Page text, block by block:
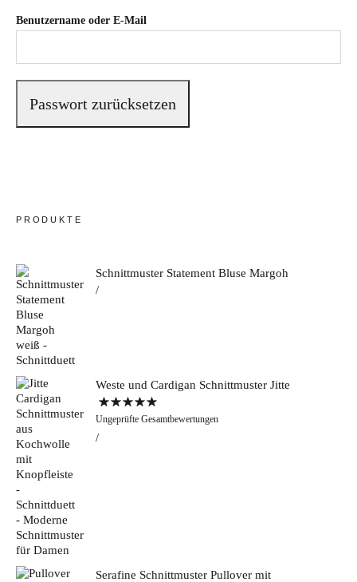
Stoffempfehlungen
Tipps zur Schnittanpassung
Wir sagen Danke und Good
Bye!
Instagram
Benutzername oder E-Mail
Passwort zurücksetzen
PRODUKTE
Schnittmuster Statement Bluse Margoh
Weste und Cardigan Schnittmuster Jitte
Bewertet mit
5.00von 5
Ungeprüfte Gesamtbewertungen
Serafine Schnittmuster Pullover mit